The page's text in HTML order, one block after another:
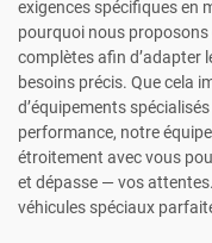
exigences spécifiques en
pourquoi nous
complètes afin d’adapter
besoins précis. Que cela
d’équipements
performance, notre
étroitement avec vous
et dépasse — vos
véhicules spéciaux